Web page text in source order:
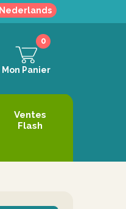
Nederlands
Mon Panier
0
Ventes
Flash